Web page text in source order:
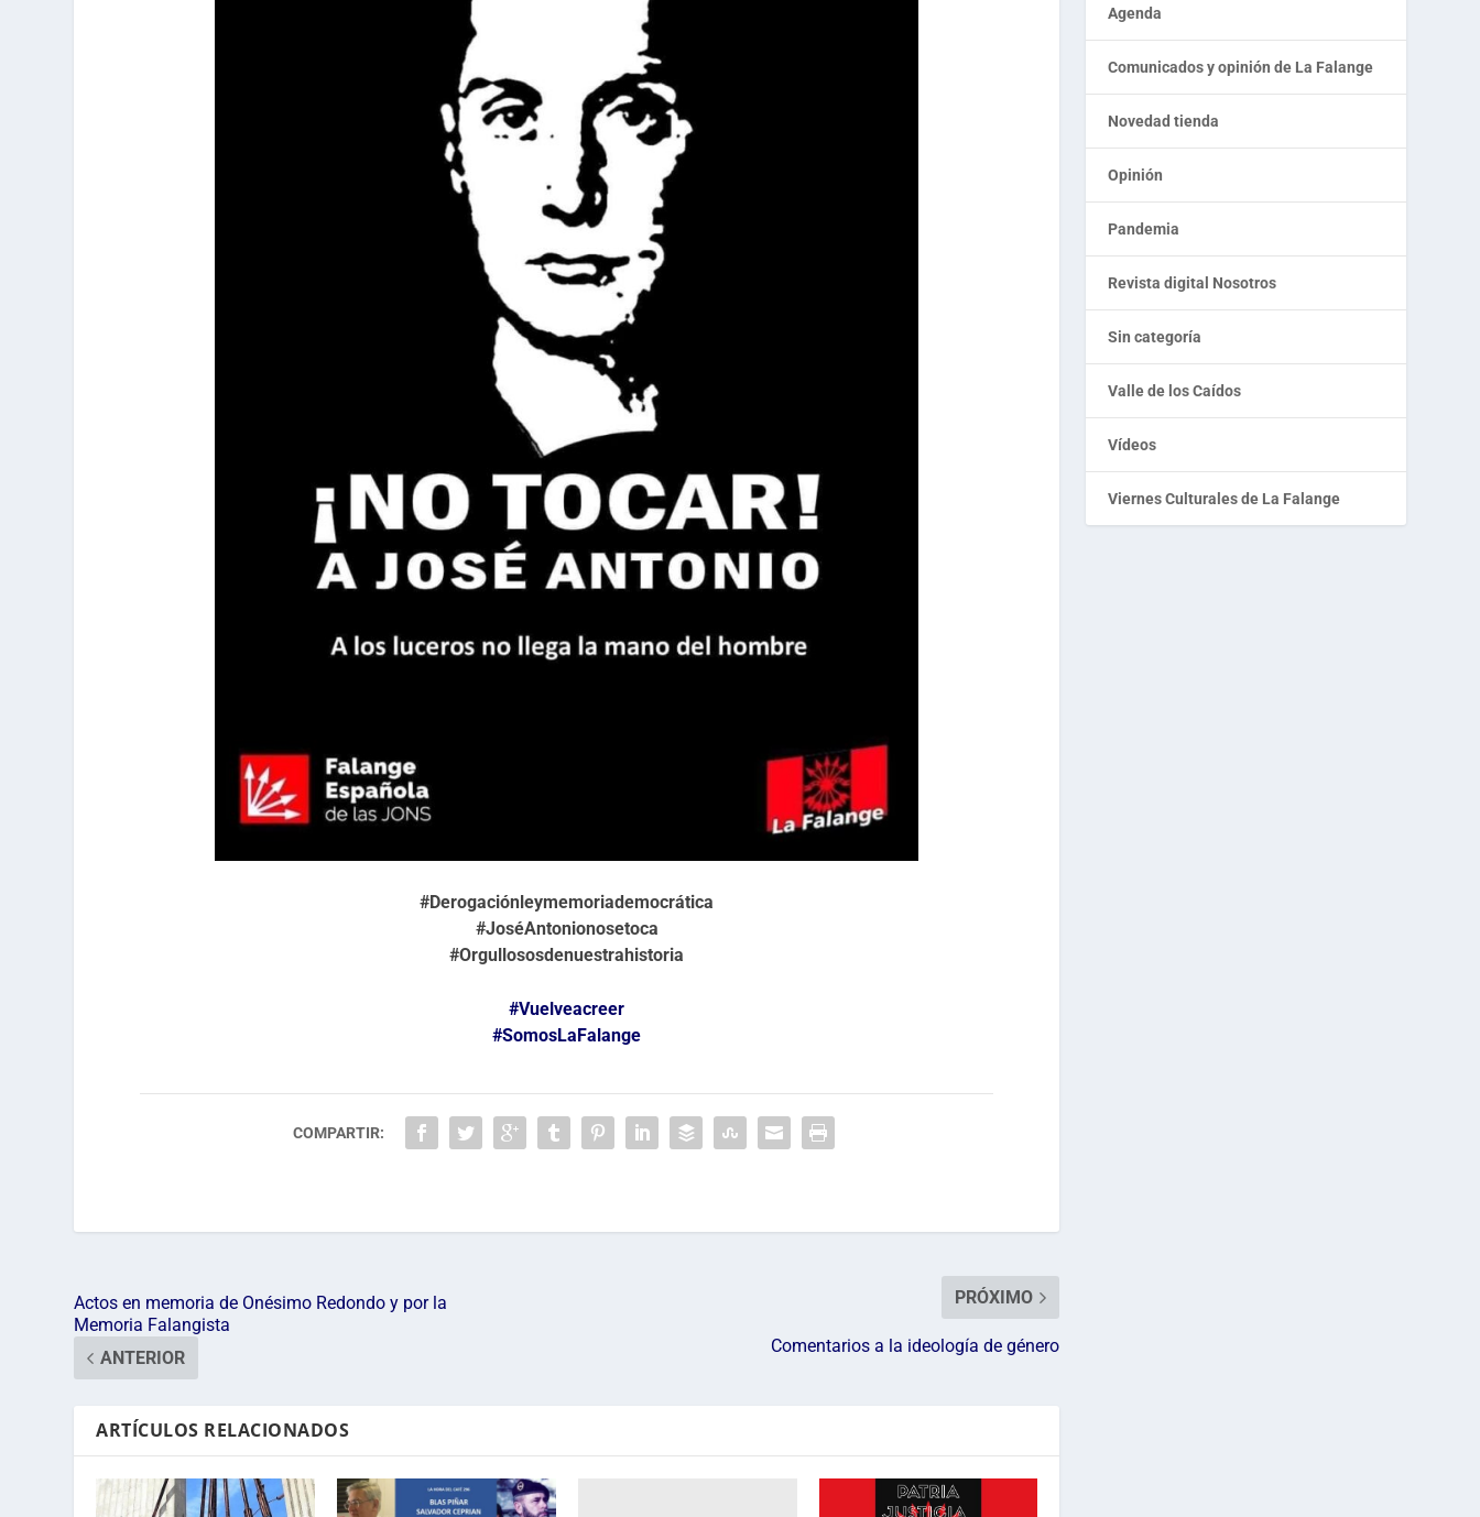
#Derogaciónleymemoriademocrática
#JoséAntonionosetoca
#Orgullososdenuestrahistoria
#Vuelveacreer
#SomosLaFalange
COMPARTIR:
Actos en memoria de Onésimo Redondo y por la
Memoria Falangista
ANTERIOR
PRÓXIMO
Comentarios a la ideología de género
ARTÍCULOS RELACIONADOS
Agenda
Comunicados y opinión de La Falange
Novedad tienda
Opinión
Pandemia
Revista digital Nosotros
Sin categoría
Valle de los Caídos
Vídeos
Viernes Culturales de La Falange